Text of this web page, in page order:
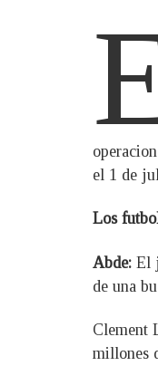
el 1 de
Los
Abde: El
de una
Clement
millones